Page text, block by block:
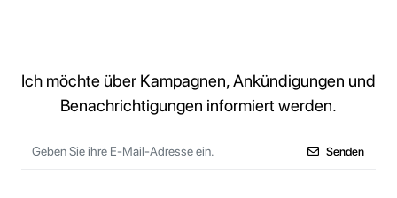
Ich möchte über Kampagnen, Ankündigungen und
Benachrichtigungen informiert werden.
Senden